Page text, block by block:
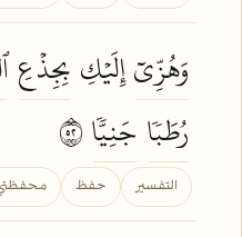
وَهُزِّيٓإِلَيۡكِ بِجِذۡعِ
رُطَبٗا جَنِيّٗا
التفسير حفظ